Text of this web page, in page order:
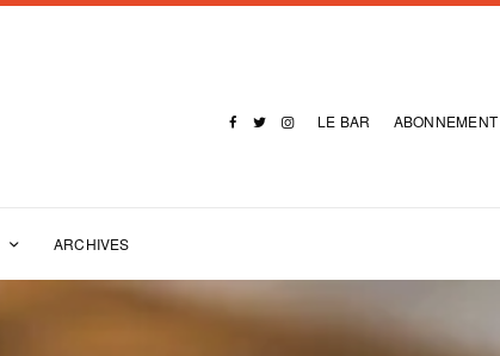
LE BAR ABONNEMENT
ARCHIVES